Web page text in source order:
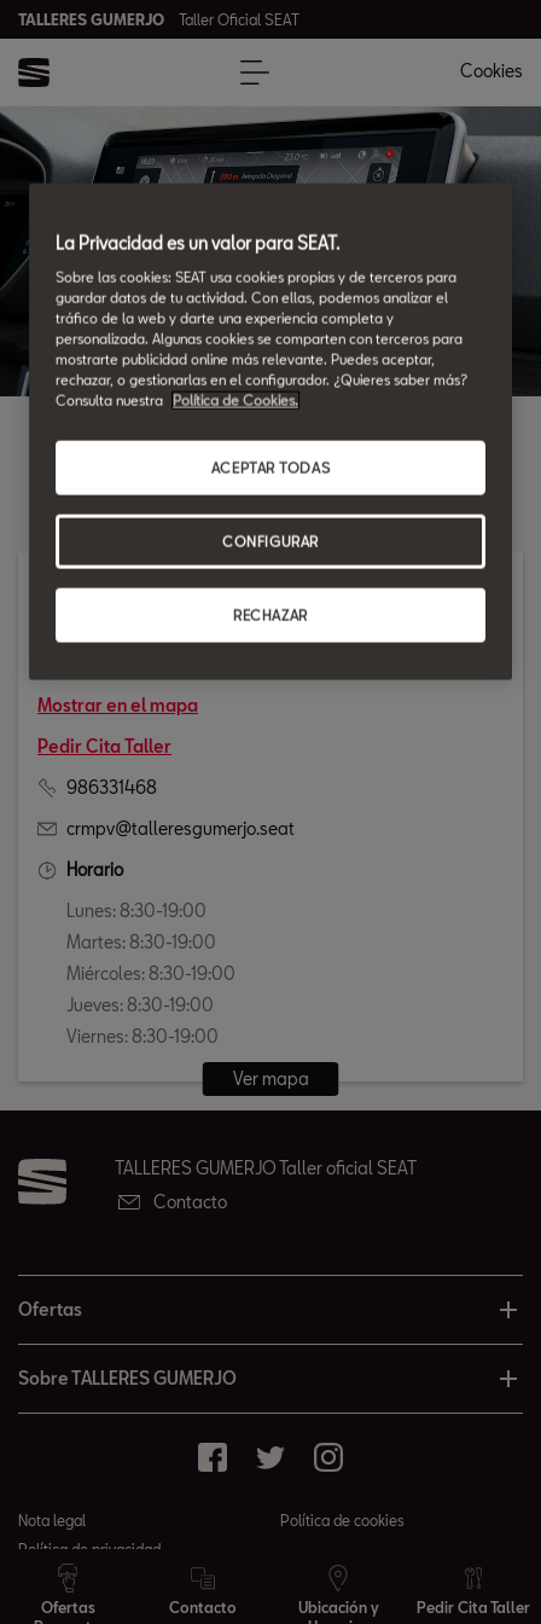
TALLERES GUMERJO Taller Oficial SEAT
Cookies
TALLERES GUMERJO
Ubicaciones y horarios
Taller
Mostrar en el mapa
Pedir Cita Taller
986331468
crmpv@talleresgumerjo.seat
Horario
Lunes: 8:30-19:00
Martes: 8:30-19:00
Miércoles: 8:30-19:00
Jueves: 8:30-19:00
Viernes: 8:30-19:00
Ver mapa
TALLERES GUMERJO Taller oficial SEAT
Contacto
Ofertas
Sobre TALLERES GUMERJO
Nota legal
Política de cookies
Política de privacidad
© 2026 TALLERES GUMERJO todos los derechos reservados
Ofertas
Contacto
Ubicación y
Pedir Cita Taller
La Privacidad es un valor para SEAT.
Sobre las cookies: SEAT usa cookies propias y de terceros para
guardar datos de tu actividad. Con ellas, podemos analizar el
tráfico de la web y darte una experiencia completa y
personalizada. Algunas cookies se comparten con terceros para
mostrarte publicidad online más relevante. Puedes aceptar,
rechazar, o gestionarlas en el configurador. ¿Quieres saber más?
Consulta nuestra
Política de Cookies.
RECHAZAR
ACEPTAR TODAS
CONFIGURAR